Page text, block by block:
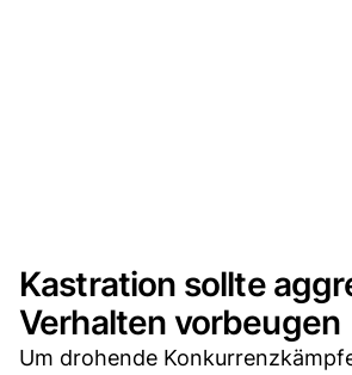
Kastration sollte
Verhalten vorbeugen
Um drohende